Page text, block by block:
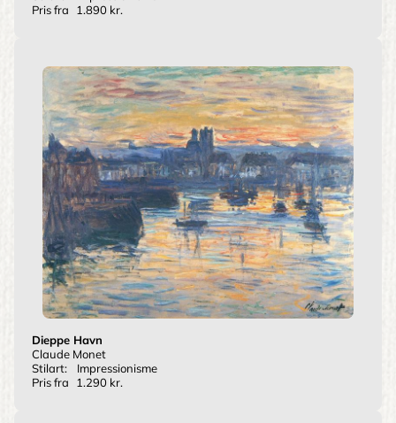
Pris fra
1.890 kr.
Dieppe Havn
Claude Monet
Stilart:
Impressionisme
Pris fra
1.290 kr.